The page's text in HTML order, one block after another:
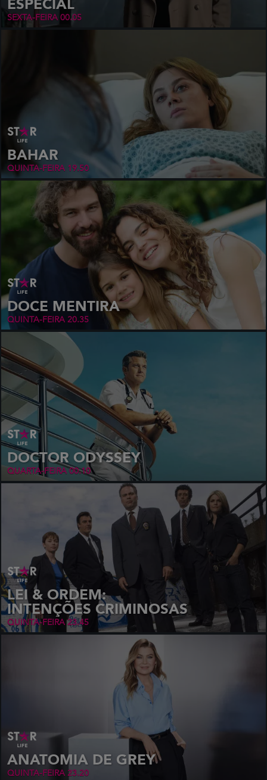
ESPECIAL
SEXTA-FEIRA 00.05
BAHAR
QUINTA-FEIRA 19.50
DOCE MENTIRA
QUINTA-FEIRA 20.35
DOCTOR ODYSSEY
QUARTA-FEIRA00.10
LEI & ORDEM:
INTENÇÕES CRIMINOSAS
QUINTA-FEIRA23.45
ANATOMIA DE GREY
QUINTA-FEIRA 23.20